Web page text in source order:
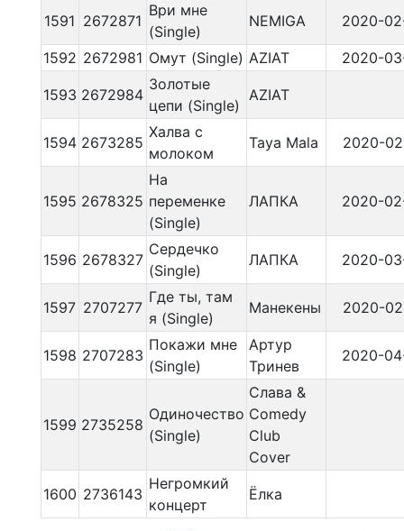
1591 2672871
Ври мне
(Single)
NEMIGA 2020-
1592 2672981 Омут (Single) AZIAT 2020-
1593 2672984
Золотые
цепи (Single)
AZIAT
1594 2673285
Халва с
молоком
Taya Mala 2020-
1595 2678325
На
переменке
(Single)
ЛАПКА 2020-
1596 2678327
Сердечко
(Single)
ЛАПКА 2020-
1597 2707277
Где ты, там
я (Single)
Манекены 2020-
1598 2707283
Покажи мне
(Single)
Артур
Тринев
2020-
1599 2735258
Одиночество
(Single)
Слава &
Comedy
Club
Cover
1600 2736143
Негромкий
концерт
Ёлка